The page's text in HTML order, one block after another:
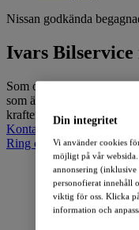
Nissan godkända
Ivars
Som officiell Nissan
som är godkända av
kraften och prestandan i
Kontakta återförsäljare
Ring oss: +46 671 109 30
Din integritet
Vi använder cookies
möjligt på vår
annonsering
personofierat innehåll
viktig för oss. Klicka
information och